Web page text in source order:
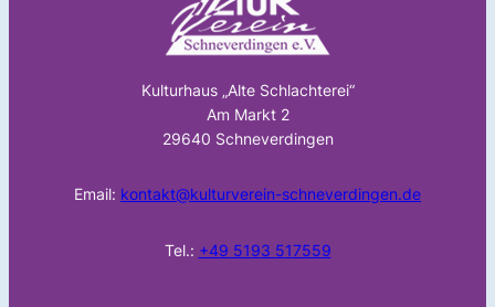
Kulturhaus „Alte Schlachterei“
Am Markt 2
29640 Schneverdingen
Email: kontakt@kulturverein-schneverdingen.de
Tel.: +49 5193 517559